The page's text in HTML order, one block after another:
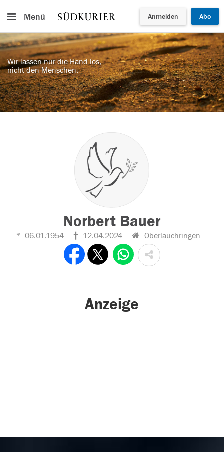
Menü Anmelden Abo
Wir lassen nur die Hand los,
nicht den Menschen.
Norbert Bauer
06.01.1954 12.04.2024 Oberlauchringen
Anzeige